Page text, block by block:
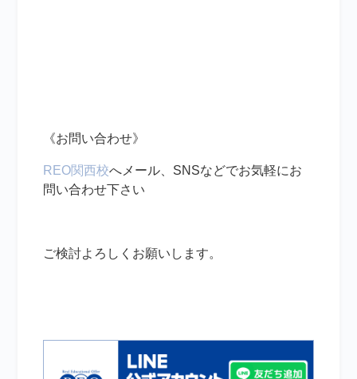
《お問い合わせ》
REO関西校へメール、SNSなどでお気軽にお
問い合わせ下さい
ご検討よろしくお願いします。